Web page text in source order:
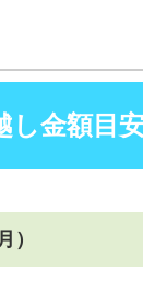
し金額目
）